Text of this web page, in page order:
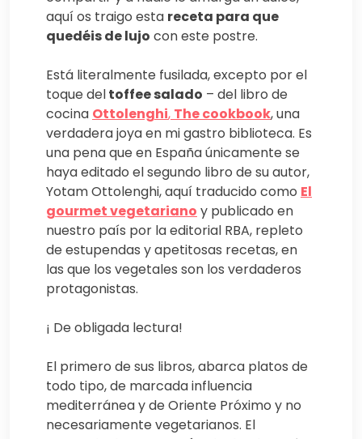
aquí os traigo esta receta para que
quedéis de lujo con este postre.
Está literalmente fusilada, excepto por el
toque deltoffee salado – del libro de
cocina Ottolenghi, The cookbook, una
verdadera joya en mi gastro biblioteca. Es
una pena que en España únicamente se
haya editado el segundo libro de su autor,
Yotam Ottolenghi, aquí traducido como El
gourmet vegetariano y publicado en
nuestro país por la editorial RBA, repleto
de estupendas y apetitosas recetas, en
las que los vegetales son los verdaderos
protagonistas.
¡ De obligada lectura!
El primero de sus libros, abarca platos de
todo tipo, de marcada influencia
mediterránea y de Oriente Próximo y no
necesariamente vegetarianos. El